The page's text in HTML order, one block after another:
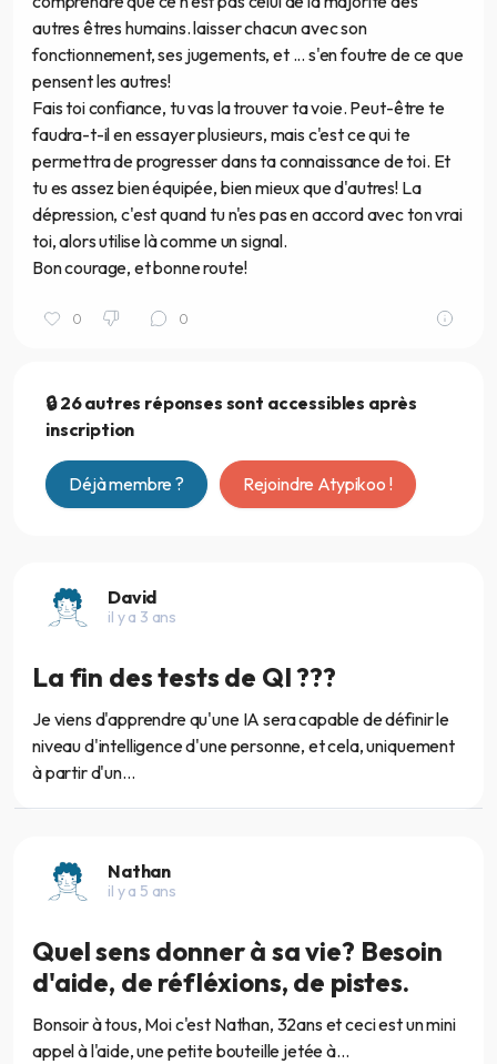
autres êtres humains. laisser chacun avec son
fonctionnement, ses jugements, et ... s'en foutre de ce que
pensent les autres!
Fais toi confiance, tu vas la trouver ta voie. Peut-être te
faudra-t-il en essayer plusieurs, mais c'est ce qui te
permettra de progresser dans ta connaissance de toi. Et
tu es assez bien équipée, bien mieux que d'autres! La
dépression, c'est quand tu n'es pas en accord avec ton vrai
toi, alors utilise là comme un signal.
Bon courage, et bonne route!
0 0
🔒 26 autres réponses sont accessibles après
inscription
Déjà membre ? Rejoindre Atypikoo !
David
il y a 3 ans
La fin des tests de QI ???
Je viens d'apprendre qu'une IA sera capable de définir le
niveau d'intelligence d'une personne, et cela, uniquement
à partir d'un...
Nathan
il y a 5 ans
Quel sens donner à sa vie? Besoin
d'aide, de réfléxions, de pistes.
Bonsoir à tous, Moi c'est Nathan, 32ans et ceci est un mini
appel à l'aide, une petite bouteille jetée à...